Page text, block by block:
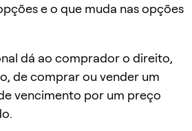
e o que muda nas opções
dá ao comprador o direito,
de comprar ou vender um
vencimento por um preço